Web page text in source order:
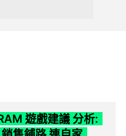
遊戲建議 分析: